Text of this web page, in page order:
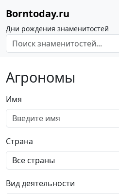
Borntoday.ru
Дни рождения знаменитостей
Агрономы
Имя
Страна
Вид деятельности